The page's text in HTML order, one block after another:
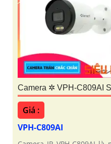
Camera ✲ VPH-C809AI
Giá :
VPH-C809AI